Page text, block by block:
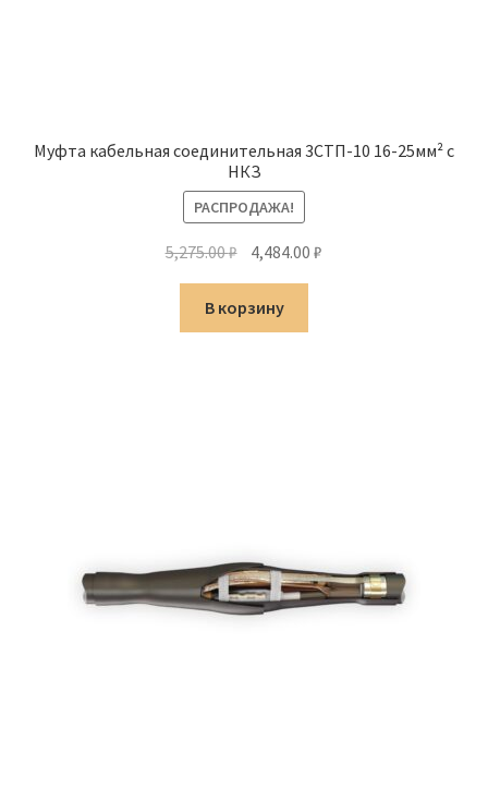
Муфта кабельная соединительная 3СТП-10 16-25мм² с
НКЗ
РАСПРОДАЖА!
5,275.00₽ Первоначальная
цена
составляла
5,275.00 ₽.
4,484.00₽
В корзину